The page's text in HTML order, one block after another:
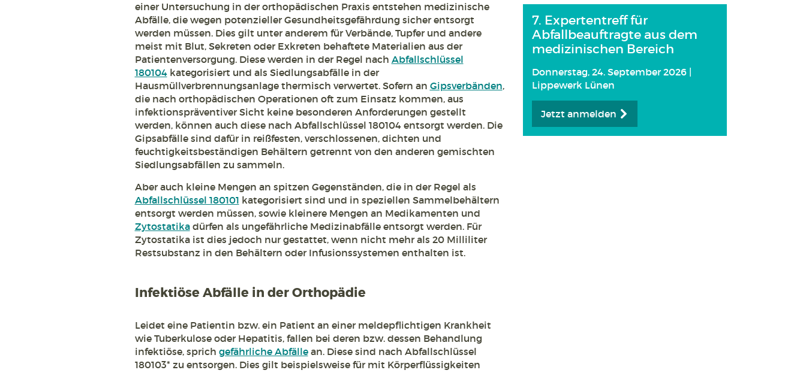
einer Untersuchung in der orthopädischen Praxis entstehen medizinische
Abfälle, die wegen potenzieller Gesundheitsgefährdung sicher entsorgt
werden müssen. Dies gilt unter anderem für Verbände, Tupfer und andere
meist mit Blut, Sekreten oder Exkreten behaftete Materialien aus der
Patientenversorgung. Diese werden in der Regel nach Abfallschlüssel
180104kategorisiert und als Siedlungsabfälle in der
Hausmüllverbrennungsanlage thermisch verwertet. Sofern an Gipsverbänden,
die nach orthopädischen Operationen oft zum Einsatz kommen, aus
infektionspräventiver Sicht keine besonderen Anforderungen gestellt
werden, können auch diese nach Abfallschlüssel 180104 entsorgt werden. Die
Gipsabfälle sind dafür in reißfesten, verschlossenen, dichten und
feuchtigkeitsbeständigen Behältern getrennt von den anderen gemischten
Siedlungsabfällen zu sammeln.
Aber auch kleine Mengen an spitzen Gegenständen, die in der Regel als
Abfallschlüssel 180101 kategorisiert sind und in speziellen Sammelbehältern
entsorgt werden müssen, sowie kleinere Mengen an Medikamenten und
Zytostatikadürfen als ungefährliche Medizinabfälle entsorgt werden. Für
Zytostatika ist dies jedoch nur gestattet, wenn nicht mehr als 20 Milliliter
Restsubstanz in den Behältern oder Infusionssystemen enthalten ist.
Infektiöse Abfälle in der Orthopädie
Leidet eine Patientin bzw. ein Patient an einer meldepflichtigen Krankheit
wie Tuberkulose oder Hepatitis, fallen bei deren bzw. dessen Behandlung
infektiöse, sprich gefährliche Abfällean. Diese sind nach Abfallschlüssel
180103* zu entsorgen. Dies gilt beispielsweise für mit Körperflüssigkeiten
7. Expertentreff für
Abfallbeauftragte aus dem
medizinischen Bereich
Donnerstag, 24. September 2026 |
Lippewerk Lünen
Jetzt anmelden